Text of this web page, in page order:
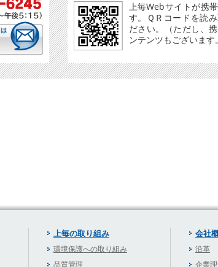
上毎Webサイトが携
す。ＱＲコードを読
ださい。（ただし、
ンテンツもございます
上毎の取り組み
環境保護への取り組み
品質管理
会社
沿革
企業